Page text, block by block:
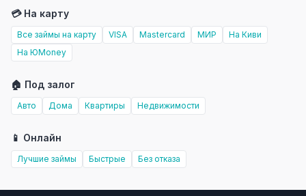
💳 На карту
Все займы на карту VISA Mastercard МИР
На Киви
На ЮMoney
🏠 Под залог
Авто Дома Квартиры Недвижимости
📱 Онлайн
Лучшие займы Быстрые Без отказа